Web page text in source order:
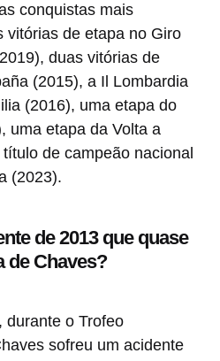
conquistas mais
vitórias de etapa no Giro
duas vitórias de
(2015), a Il Lombardia
(2016), uma etapa do
uma etapa da Volta a
de campeão nacional
(2023).
de 2013 que quase
de Chaves?
durante o Trofeo
sofreu um acidente